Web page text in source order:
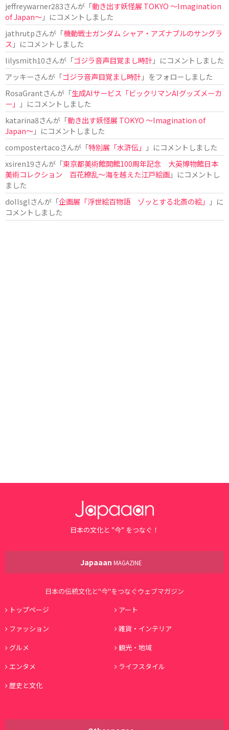
jeffreywarner283さんが「動き出す妖怪展 TOKYO 〜Imagination
of Japan〜」にコメントしました
jathrutpさんが「機動戦士ガンダム シャア・アズナブルのサングラ
ス 」にコメントしました
lilysmith10さんが「ゴジラ音声目覚まし時計」にコメントしました
アッキーさんが「ゴジラ音声目覚まし時計」をフォローしました
RosaGrantさんが「生成AIサービス「ビックリマンAIグッズメーカ
ー」
」にコメントしました
katarina8さんが「動き出す妖怪展 TOKYO 〜Imagination of
Japan〜」にコメントしました
compostertacoさんが「特別展「水滸伝」
」にコメントしました
xsiren19さんが「東京都美術館開館100周年記念 大英博物館日本
美術コレクション 百花繚乱～海を越えた江戸絵画」にコメントし
ました
dollsglさんが「企画展「浮世絵百物語 ゾッとする北斎の絵」
」に
コメントしました
日本の文化と ”今” をつなぐ！
Japaaan MAGAZINE
日本の伝統文化と"今"をつなぐウェブマガジン
トップページ
アート
ファッション
雑貨・インテリア
グルメ
観光・地域
エンタメ
ライフスタイル
歴史と文化